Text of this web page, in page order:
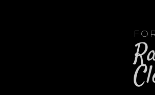
rampes d'escaliers à Saint-